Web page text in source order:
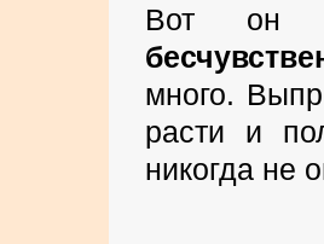
Вот он
много.
расти и
никогда не